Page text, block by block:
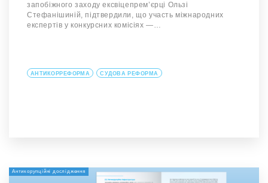
запобіжного заходу ексвіцепрем’єрці Ользі
Стефанішиній, підтвердили, що участь міжнародних
експертів у конкурсних комісіях —…
АНТИКОРРЕФОРМА СУДОВА РЕФОРМА
Антикорупційні дослідження